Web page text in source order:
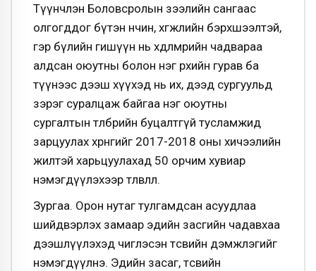
Түүнчлэн Боловсролын зээлийн сангаас
олгогддог бүтэн өнчин, хөгжлийн бэрхшээлтэй,
гэр бүлийн гишүүн нь хөдөлмөрийн чадвараа
алдсан оюутны болон нэг өрхийн гурав ба
түүнээс дээш хүүхэд нь их, дээд сургуульд
зэрэг суралцаж байгаа нэг оюутны
сургалтын төлбөрийн буцалтгүй тусламжид
зарцуулах хөрөнгийг 2017-2018 оны хичээлийн
жилтэй харьцуулахад 50 орчим хувиар
нэмэгдүүлэхээр төлөвлөлөө.
Зургаа. Орон нутаг тулгамдсан асуудлаа
шийдвэрлэх замаар эдийн засгийн чадавхаа
дээшлүүлэхэд чиглэсэн төсвийн дэмжлэгийг
нэмэгдүүлнэ. Эдийн засаг, төсвийн